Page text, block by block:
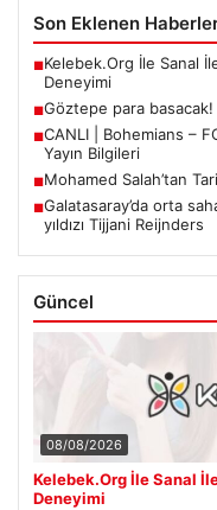
Son Eklenen
■Kelebek.Org İle Sanal
Deneyimi
■Göztepe para
■CANLI | Bohemians –
Yayın Bilgileri
■Mohamed Salah’tan
■Galatasaray’da orta
yıldızı Tijjani Reijnders
Güncel
08/08/2026
Kelebek.Org İle Sanal
Deneyimi